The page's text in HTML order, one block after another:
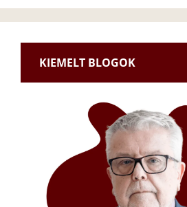
KIEMELT BLOGOK